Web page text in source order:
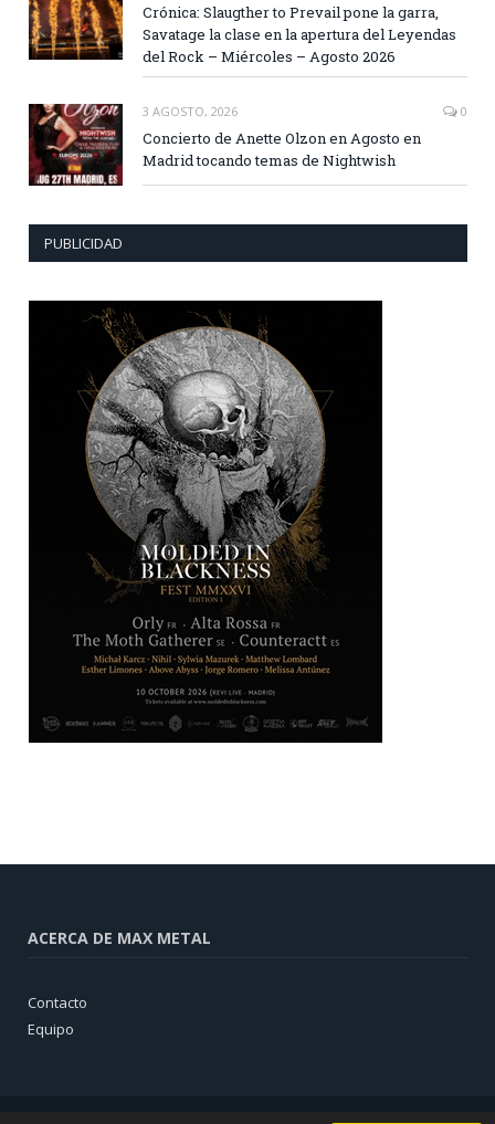
Crónica: Slaugther to Prevail pone la garra,
Savatage la clase en la apertura del Leyendas
del Rock – Miércoles – Agosto 2026
3 AGOSTO, 2026 0
Concierto de Anette Olzon en Agosto en
Madrid tocando temas de Nightwish
PUBLICIDAD
ACERCA DE MAX METAL
Contacto
Equipo